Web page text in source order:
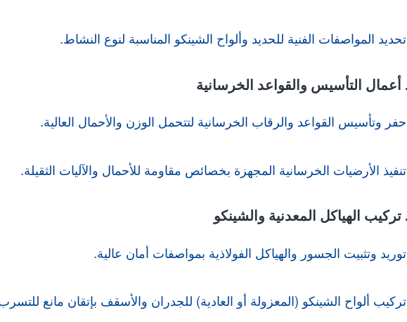
تحديد المواصفات الفنية للحديد وألواح الشينكو المناسبة لنوع النشاط.
حفر وتأسيس القواعد والرقاب الخرسانية لتتحمل الوزن والأحمال العالية.
تنفيذ الأرضيات الخرسانية المجهزة بخصائص مقاومة للأحمال والآليات الثقيلة.
توريد وتثبيت الجسور والهياكل الفولاذية بمواصفات أمان عالية.
تركيب ألواح الشينكو (المعزولة أو العادية) للجدران والأسقف بإتقان مانع